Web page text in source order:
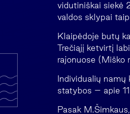
vidutiniškai siekė
valdos sklypai
Klaipėdoje butų
Trečiąjį ketvirtį
rajonuose (Miško
Individualių namų
statybos – apie
Pasak